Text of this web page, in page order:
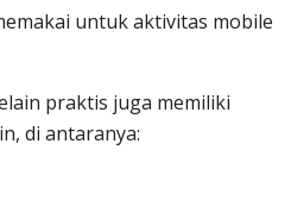
untuk aktivitas mobile
praktis juga memiliki
di antaranya: